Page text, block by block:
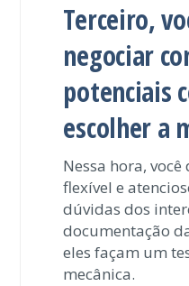
Terceiro,
negociar
potenciais
escolher a
Nessa hora, você
flexível e
dúvidas dos
documentação
eles façam um
mecânica.